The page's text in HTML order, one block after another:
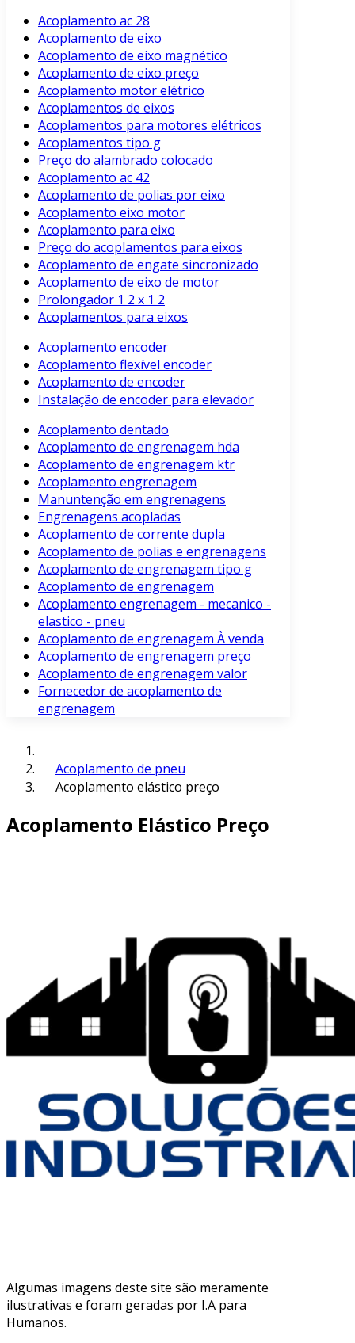
Acoplamento ac 28
Acoplamento de eixo
Acoplamento de eixo magnético
Acoplamento de eixo preço
Acoplamento motor elétrico
Acoplamentos de eixos
Acoplamentos para motores elétricos
Acoplamentos tipo g
Preço do alambrado colocado
Acoplamento ac 42
Acoplamento de polias por eixo
Acoplamento eixo motor
Acoplamento para eixo
Preço do acoplamentos para eixos
Acoplamento de engate sincronizado
Acoplamento de eixo de motor
Prolongador 1 2 x 1 2
Acoplamentos para eixos
Acoplamento encoder
Acoplamento flexível encoder
Acoplamento de encoder
Instalação de encoder para elevador
Acoplamento dentado
Acoplamento de engrenagem hda
Acoplamento de engrenagem ktr
Acoplamento engrenagem
Manuntenção em engrenagens
Engrenagens acopladas
Acoplamento de corrente dupla
Acoplamento de polias e engrenagens
Acoplamento de engrenagem tipo g
Acoplamento de engrenagem
Acoplamento engrenagem - mecanico -
elastico - pneu
Acoplamento de engrenagem À venda
Acoplamento de engrenagem preço
Acoplamento de engrenagem valor
Fornecedor de acoplamento de
engrenagem
Acoplamento de pneu
Acoplamento elástico preço
Acoplamento Elástico Preço
Algumas imagens deste site são meramente
ilustrativas e foram geradas por I.A para
Humanos.